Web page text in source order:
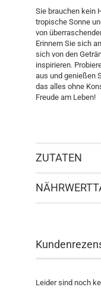
Sie brauchen kein
tropische Sonne
von
Erinnern Sie sich
sich von den
inspirieren.
aus und genießen
das alles ohne
Freude am Leben!
ZUTATEN
Leider sind noch